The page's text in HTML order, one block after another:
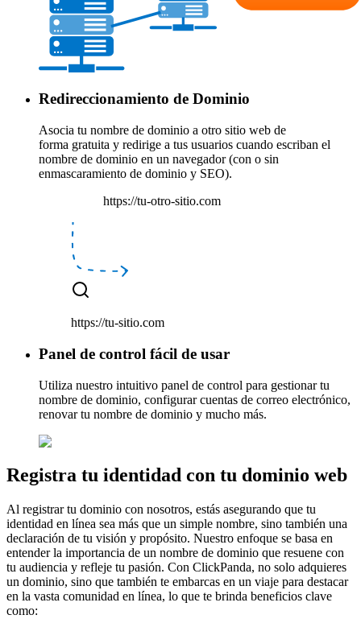
Redireccionamiento de Dominio
Asocia tu nombre de dominio a otro sitio web de
forma gratuita y redirige a tus usuarios cuando escriban el
nombre de dominio en un navegador (con o sin
enmascaramiento de dominio y SEO).
https://tu-otro-sitio.com
https://tu-sitio.com
Panel de control fácil de usar
Utiliza nuestro intuitivo panel de control para gestionar tu
nombre de dominio, configurar cuentas de correo electrónico,
renovar tu nombre de dominio y mucho más.
Registra tu identidad con tu dominio web
Al registrar tu dominio con nosotros, estás asegurando que tu
identidad en línea sea más que un simple nombre, sino también una
declaración de tu visión y propósito. Nuestro enfoque se basa en
entender la importancia de un nombre de dominio que resuene con
tu audiencia y refleje tu pasión. Con ClickPanda, no solo adquieres
un dominio, sino que también te embarcas en un viaje para destacar
en la vasta comunidad en línea, lo que te brinda beneficios clave
como: